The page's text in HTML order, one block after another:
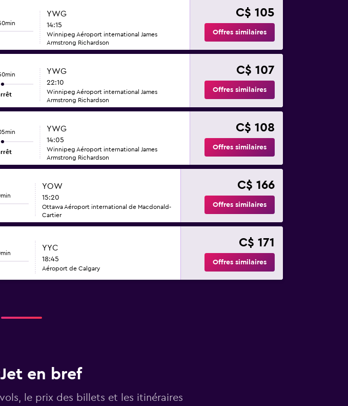
YWG
14:15
Winnipeg Aéroport international James
Armstrong Richardson
C$ 105
Offres similaires
YWG
22:10
Winnipeg Aéroport international James
Armstrong Richardson
C$ 107
Offres similaires
YWG
14:05
Winnipeg Aéroport international James
Armstrong Richardson
C$ 108
Offres similaires
YOW
15:20
Ottawa Aéroport international de Macdonald-
Cartier
C$ 166
Offres similaires
YYC
18:45
Aéroport de Calgary
C$ 171
Offres similaires
en bref
le prix des billets et les itinéraires